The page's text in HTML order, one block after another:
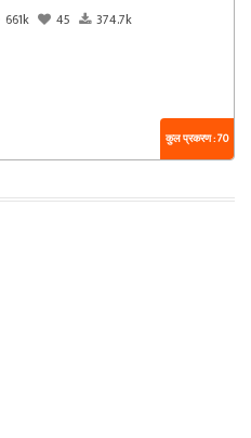
661k
45 374.7k
कुल प्रकरण : 70